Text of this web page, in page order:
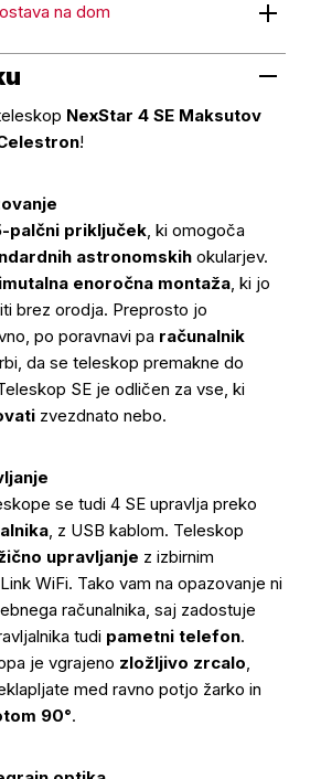
na dom
na dom
NexStar 4 SE Maksutov
!
palčni priključek, ki omogoča
astronomskih okularjev.
enoročna montaža, ki jo
brez orodja. Preprosto jo
po poravnavi pa računalnik
da se teleskop premakne do
SE je odličen za vse, ki
zvezdnato nebo.
se tudi 4 SE upravlja preko
, z USB kablom. Teleskop
upravljanje z izbirnim
WiFi. Tako vam na opazovanje ni
računalnika, saj zadostuje
tudi pametni telefon.
je vgrajeno zložljivo zrcalo,
med ravno potjo žarko in
90°.